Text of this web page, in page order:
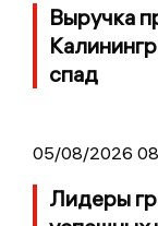
Выручка
спад
05/08/2026
Лидеры